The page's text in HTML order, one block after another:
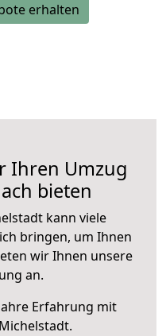
erhalten
Ihren Umzug
bieten
kann viele
bringen, um Ihnen
wir Ihnen unsere
an.
Erfahrung mit
Michelstadt.